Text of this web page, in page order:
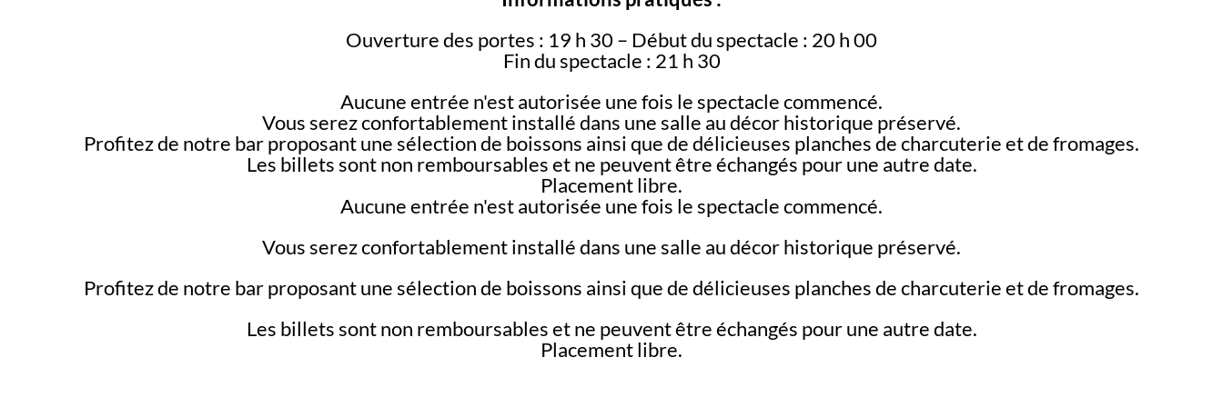
Ouverture des portes : 19 h 30 – Début du spectacle : 20 h 00
Fin du spectacle : 21 h 30
Aucune entrée n'est autorisée une fois le spectacle commencé.
Vous serez confortablement installé dans une salle au décor historique préservé.
Profitez de notre bar proposant une sélection de boissons ainsi que de délicieuses planches de charcuterie et de fromages.
Les billets sont non remboursables et ne peuvent être échangés pour une autre date.
Placement libre.
Aucune entrée n'est autorisée une fois le spectacle commencé.
Vous serez confortablement installé dans une salle au décor historique préservé.
Profitez de notre bar proposant une sélection de boissons ainsi que de délicieuses planches de charcuterie et de fromages.
Les billets sont non remboursables et ne peuvent être échangés pour une autre date.
Placement libre.